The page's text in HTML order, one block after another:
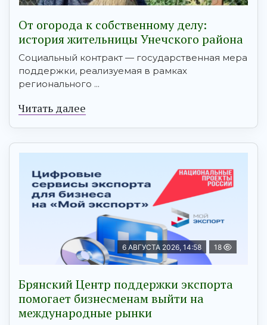
От огорода к собственному делу:
история жительницы Унечского района
Социальный контракт — государственная мера
поддержки, реализуемая в рамках
регионального ...
Читать далее
6 АВГУСТА 2026, 14:58 18
Брянский Центр поддержки экспорта
помогает бизнесменам выйти на
международные рынки